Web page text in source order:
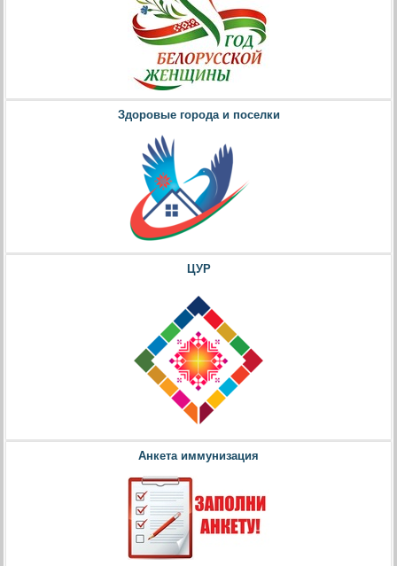
Здоровые города и поселки
ЦУР
Анкета иммунизация